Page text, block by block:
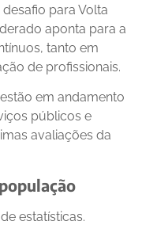
para Volta
aponta para a
tanto em
de profissionais.
em andamento
públicos e
avaliações da
estatísticas.